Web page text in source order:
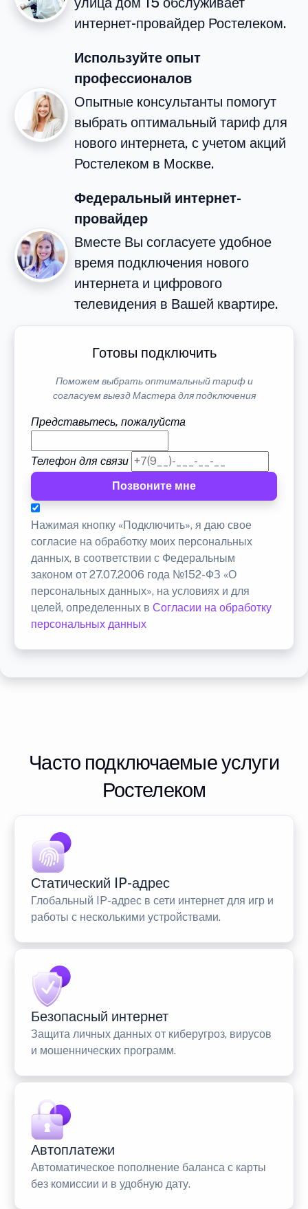
интернет-провайдер Ростелеком.
Используйте опыт
профессионалов
Опытные консультанты помогут
выбрать оптимальный тариф для
нового интернета, с учетом акций
Ростелеком в Москве.
Федеральный интернет-
провайдер
Вместе Вы согласуете удобное
время подключения нового
интернета и цифрового
телевидения в Вашей квартире.
Готовы подключить
Поможем выбрать оптимальный тариф и
согласуем выезд Мастера для подключения
Представьтесь, пожалуйста
Телефон для связи
Позвоните мне
Нажимая кнопку «Подключить», я даю свое
согласие на обработку моих персональных
данных, в соответствии с Федеральным
законом от 27.07.2006 года №152-ФЗ «О
персональных данных», на условиях и для
целей, определенных в Согласии на обработку
персональных данных
Часто подключаемые услуги
Ростелеком
Статический IP-адрес
Глобальный IP-адрес в сети интернет для игр и
работы с несколькими устройствами.
Безопасный интернет
Защита личных данных от киберугроз, вирусов
и мошеннических программ.
Автоплатежи
Автоматическое пополнение баланса с карты
без комиссии и в удобную дату.